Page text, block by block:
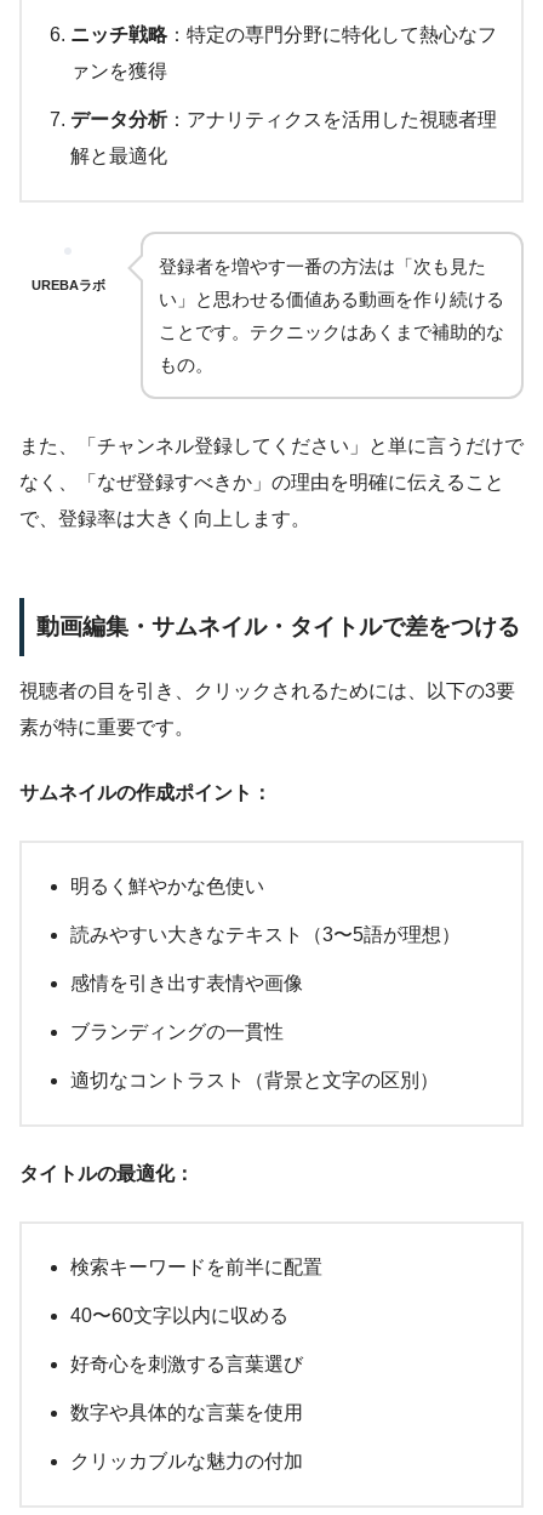
ニッチ戦略：特定の専門分野に特化して熱心なフ
ァンを獲得
データ分析：アナリティクスを活用した視聴者理
解と最適化
UREBAラボ
登録者を増やす一番の方法は「次も見た
い」と思わせる価値ある動画を作り続ける
ことです。テクニックはあくまで補助的な
もの。
また、「チャンネル登録してください」と単に言うだけで
なく、「なぜ登録すべきか」の理由を明確に伝えること
で、登録率は大きく向上します。
動画編集・サムネイル・タイトルで差をつける
視聴者の目を引き、クリックされるためには、以下の3要
素が特に重要です。
サムネイルの作成ポイント：
明るく鮮やかな色使い
読みやすい大きなテキスト（3〜5語が理想）
感情を引き出す表情や画像
ブランディングの一貫性
適切なコントラスト（背景と文字の区別）
タイトルの最適化：
検索キーワードを前半に配置
40〜60文字以内に収める
好奇心を刺激する言葉選び
数字や具体的な言葉を使用
クリッカブルな魅力の付加